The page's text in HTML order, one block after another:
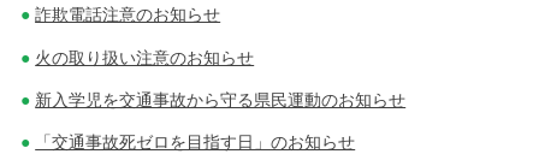
詐欺電話注意のお知らせ
火の取り扱い注意のお知らせ
新入学児を交通事故から守る県民運動のお知らせ
「交通事故死ゼロを目指す日」のお知らせ